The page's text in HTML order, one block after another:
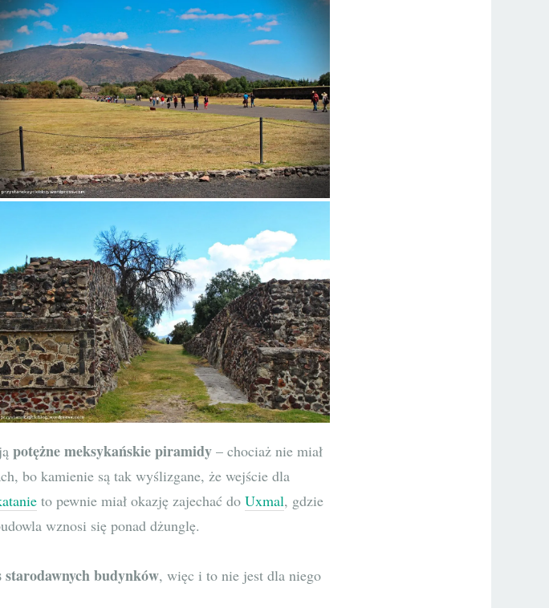
potężne meksykańskie piramidy – chociaż nie miał
bo kamienie są tak wyślizgane, że wejście dla
to pewnie miał okazję zajechać do Uxmal, gdzie
wznosi się ponad dżunglę.
starodawnych budynków, więc i to nie jest dla niego